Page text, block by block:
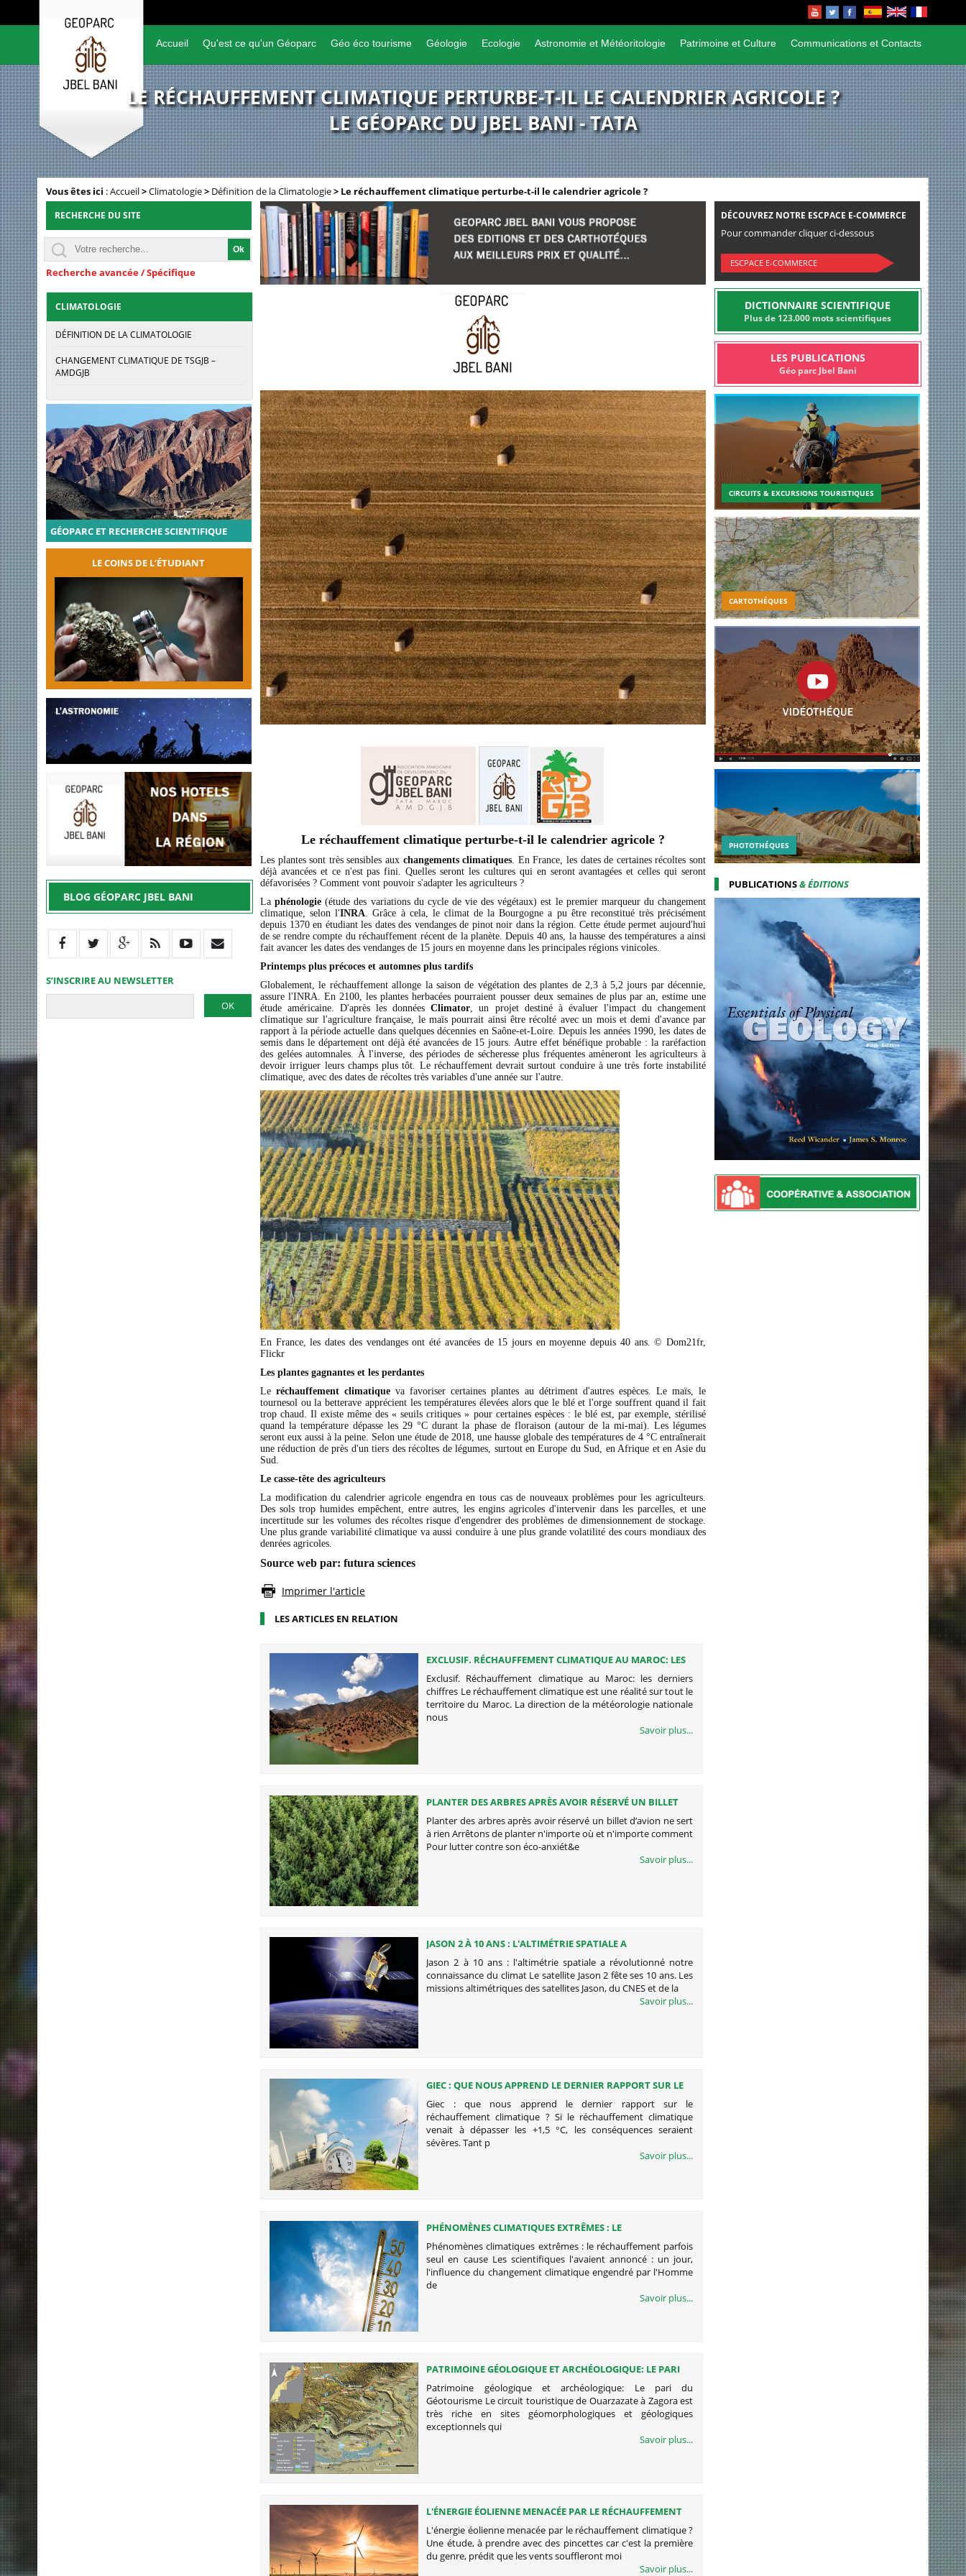
Accueil Qu'est ce qu'un Géoparc Géo éco tourisme Géologie Ecologie Astronomie et Météoritologie Patrimoine et Culture Communications et Contacts
LE RÉCHAUFFEMENT CLIMATIQUE PERTURBE-T-IL LE CALENDRIER AGRICOLE ?
LE GÉOPARC DU JBEL BANI - TATA
Vous êtes ici :Accueil>Climatologie> Définition de la Climatologie> Le réchauffement climatique perturbe-t-il le calendrier agricole ?
Le réchauffement climatique perturbe-t-il le calendrier agricole ?
Les plantes sont très sensibles aux changements climatiques . En France, les dates de certaines récoltes sont
déjà avancées et ce n'est pas fini. Quelles seront les cultures qui en seront avantagées et celles qui seront
défavorisées ? Comment vont pouvoir s'adapter les agriculteurs ?
Laphénologie (étude des variations du cycle de vie des végétaux) est le premier marqueur du changement
climatique, selon l'INRA . Grâce à cela, le climat de la Bourgogne a pu être reconstitué très précisément
depuis 1370 en étudiant les dates des vendanges de pinot noir dans la région. Cette étude permet aujourd'hui
de se rendre compte du réchauffement récent de la planète. Depuis 40 ans, la hausse des températures a ainsi
fait avancer les dates des vendanges de 15 jours en moyenne dans les principales régions vinicoles.
Printemps plus précoces et automnes plus tardifs
Globalement, le réchauffement allonge la saison de végétation des plantes de 2,3 à 5,2 jours par décennie,
assure l'INRA. En 2100, les plantes herbacées pourraient pousser deux semaines de plus par an, estime une
étude américaine. D'après les donnéesClimator , un projet destiné à évaluer l'impact du changement
climatique sur l'agriculture française, le maïs pourrait ainsi être récolté avec un mois et demi d'avance par
rapport à la période actuelle dans quelques décennies en Saône-et-Loire. Depuis les années 1990, les dates de
semis dans le département ont déjà été avancées de 15 jours. Autre effet bénéfique probable : la raréfaction
des gelées automnales. À l'inverse, des périodes de sécheresse plus fréquentes amèneront les agriculteurs à
devoir irriguer leurs champs plus tôt. Le réchauffement devrait surtout conduire à une très forte instabilité
climatique, avec des dates de récoltes très variables d'une année sur l'autre.
En France, les dates des vendanges ont été avancées de 15 jours en moyenne depuis 40 ans. © Dom21fr,
Flickr
Les plantes gagnantes et les perdantes
Leréchauffement climatique va favoriser certaines plantes au détriment d'autres espèces. Le maïs, le
tournesol ou la betterave apprécient les températures élevées alors que le blé et l'orge souffrent quand il fait
trop chaud. Il existe même des « seuils critiques » pour certaines espèces : le blé est, par exemple, stérilisé
quand la température dépasse les 29 °C durant la phase de floraison (autour de la mi-mai). Les légumes
seront eux aussi à la peine. Selon une étude de 2018, une hausse globale des températures de 4 °C entraînerait
une réduction de près d'un tiers des récoltes de légumes, surtout en Europe du Sud, en Afrique et en Asie du
Sud.
Le casse-tête des agriculteurs
La modification du calendrier agricole engendra en tous cas de nouveaux problèmes pour les agriculteurs.
Des sols trop humides empêchent, entre autres, les engins agricoles d'intervenir dans les parcelles, et une
incertitude sur les volumes des récoltes risque d'engendrer des problèmes de dimensionnement de stockage.
Une plus grande variabilité climatique va aussi conduire à une plus grande volatilité des cours mondiaux des
denrées agricoles.
Source web par: futura sciences
Imprimer l'article
LES ARTICLES EN RELATION
EXCLUSIF. RÉCHAUFFEMENT CLIMATIQUE AU MAROC: LES
DERNIERS CHIFFRES
Exclusif. Réchauffement climatique au Maroc: les derniers
chiffres Le réchauffement climatique est une réalité sur tout le
territoire du Maroc. La direction de la météorologie nationale
nous
Savoir plus...
PLANTER DES ARBRES APRÈS AVOIR RÉSERVÉ UN BILLET
D’AVION NE SERT À RIEN
Planter des arbres après avoir réservé un billet d’avion ne sert
à rien Arrêtons de planter n'importe où et n'importe comment
Pour lutter contre son éco-anxiét&e
Savoir plus...
JASON 2 À 10 ANS : L'ALTIMÉTRIE SPATIALE A
RÉVOLUTIONNÉ NOTRE CONNAISSANCE DU CLIMAT
Jason 2 à 10 ans : l'altimétrie spatiale a révolutionné notre
connaissance du climat Le satellite Jason 2 fête ses 10 ans. Les
missions altimétriques des satellites Jason, du CNES et de la
Savoir plus...
GIEC : QUE NOUS APPREND LE DERNIER RAPPORT SUR LE
RÉCHAUFFEMENT CLIMATIQUE ?
Giec : que nous apprend le dernier rapport sur le
réchauffement climatique ? Si le réchauffement climatique
venait à dépasser les +1,5 °C, les conséquences seraient
sévères. Tant p
Savoir plus...
PHÉNOMÈNES CLIMATIQUES EXTRÊMES : LE
RÉCHAUFFEMENT PARFOIS SEUL EN CAUSE
Phénomènes climatiques extrêmes : le réchauffement parfois
seul en cause Les scientifiques l'avaient annoncé : un jour,
l'influence du changement climatique engendré par l'Homme
de
Savoir plus...
PATRIMOINE GÉOLOGIQUE ET ARCHÉOLOGIQUE: LE PARI
DU GÉOTOURISME
Patrimoine géologique et archéologique: Le pari du
Géotourisme Le circuit touristique de Ouarzazate à Zagora est
très riche en sites géomorphologiques et géologiques
exceptionnels qui
Savoir plus...
L'ÉNERGIE ÉOLIENNE MENACÉE PAR LE RÉCHAUFFEMENT
CLIMATIQUE ?
L'énergie éolienne menacée par le réchauffement climatique ?
Une étude, à prendre avec des pincettes car c'est la première
du genre, prédit que les vents souffleront moi
Savoir plus...
RECHERCHE DU SITE
Recherche avancée / Spécifique
CLIMATOLOGIE
DÉFINITION DE LA CLIMATOLOGIE
CHANGEMENT CLIMATIQUE DE TSGJB –
AMDGJB
GÉOPARC ET RECHERCHE SCIENTIFIQUE
LE COINS DE L’ÉTUDIANT
BLOG GÉOPARC JBEL BANI
S’INSCRIRE AU NEWSLETTER
DÉCOUVREZ NOTRE ESCPACE E-COMMERCE
Pour commander cliquer ci-dessous
ESCPACE E-COMMERCE
DICTIONNAIRE SCIENTIFIQUE
Plus de 123.000 mots scientifiques
LES PUBLICATIONS
Géo parc Jbel Bani
CIRCUITS & EXCURSIONS TOURISTIQUES
CARTOTHÉQUES
PHOTOTHÉQUES
PUBLICATIONS& ÉDITIONS